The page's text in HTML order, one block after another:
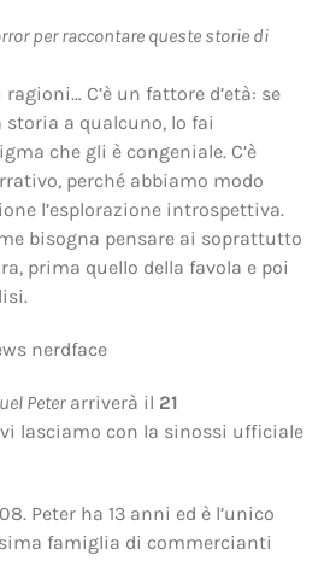
per raccontare queste storie di
C’è un fattore d’età: se
a qualcuno, lo fai
che gli è congeniale. C’è
perché abbiamo modo
l’esplorazione introspettiva.
bisogna pensare ai soprattutto
prima quello della favola e poi
Peterarriverà il 21
vi lasciamo con la sinossi ufficiale
Peter ha 13 anni ed è l’unico
famiglia di commercianti